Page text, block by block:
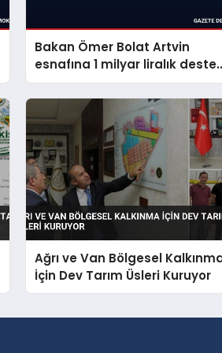
Bakan Ömer Bolat Artvin
esnafına 1 milyar liralık
müjdesi verdi
Ağrı ve Van Bölgesel
İçin Dev Tarım Üsleri Kuruyor